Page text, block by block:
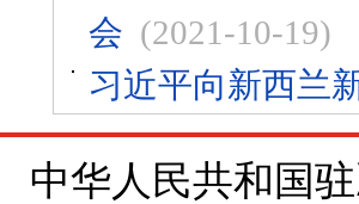
会 (2021-10-19)
习近平向新西兰
中华人民共和国